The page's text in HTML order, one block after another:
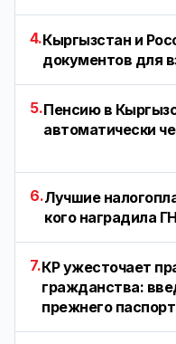
4.Кыргызстан и
документов для
5.Пенсию в
автоматически
6.Лучшие
кого наградила
7.КР ужесточает
гражданства:
прежнего